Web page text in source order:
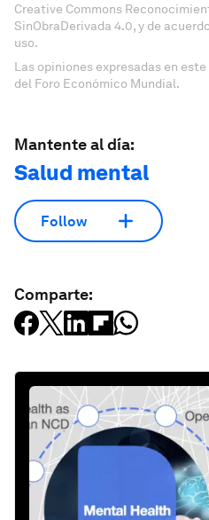
Creative Commons
SinObraDerivada 4.0, y de
uso.
Las opiniones expresadas en
del Foro Económico Mundial.
Mantente al día:
Salud mental
Follow
Comparte: